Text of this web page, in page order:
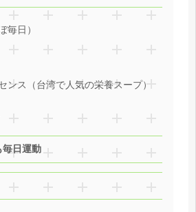
毎日）
ンス（台湾で人気の栄養スープ）
毎日運動